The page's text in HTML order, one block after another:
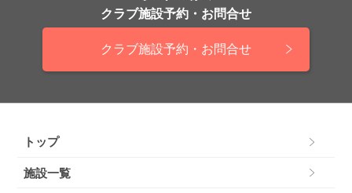
クラブ施設予約・お問合せ
クラブ施設予約・お問合せ
トップ
施設一覧